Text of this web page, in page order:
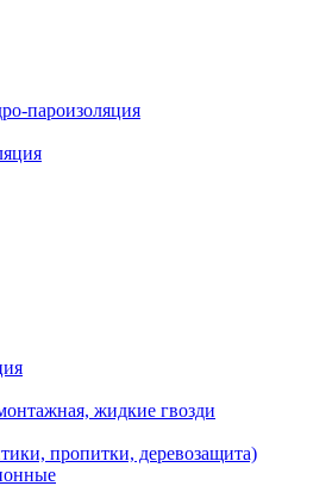
пароизоляция
жидкие гвозди
пропитки, деревозащита)